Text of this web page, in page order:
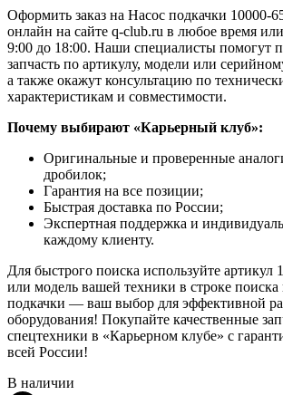
Оформить заказ на Насос подкачки 10000-
онлайн на сайте q-club.ru в любое время
9:00 до 18:00. Наши специалисты помогут
запчасть по артикулу, модели или
а также окажут консультацию по
характеристикам и совместимости.
Почему выбирают «Карьерный клуб»:
Оригинальные и проверенные
дробилок;
Гарантия на все позиции;
Быстрая доставка по России;
Экспертная поддержка и
каждому клиенту.
Для быстрого поиска используйте артикул
или модель вашей техники в строке поиска
подкачки — ваш выбор для эффективной
оборудования! Покупайте качественные
спецтехники в «Карьерном клубе» с
всей России!
В наличии